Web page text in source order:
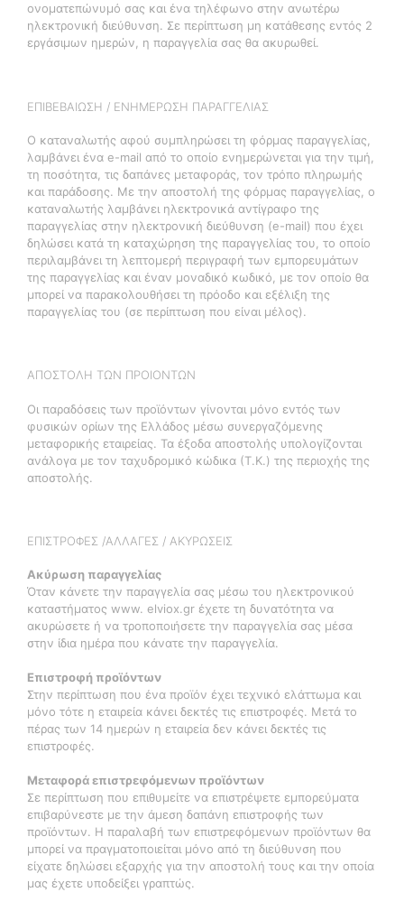
ονοματεπώνυμό σας και ένα τηλέφωνο στην ανωτέρω
ηλεκτρονική διεύθυνση. Σε περίπτωση μη κατάθεσης εντός 2
εργάσιμων ημερών, η παραγγελία σας θα ακυρωθεί.
ΕΠΙΒΕΒΑΙΩΣΗ / ΕΝΗΜΕΡΩΣΗ ΠΑΡΑΓΓΕΛΙΑΣ
Ο καταναλωτής αφού συμπληρώσει τη φόρμας παραγγελίας,
λαμβάνει ένα e-mail από το οποίο ενημερώνεται για την τιμή,
τη ποσότητα, τις δαπάνες μεταφοράς, τον τρόπο πληρωμής
και παράδοσης. Με την αποστολή της φόρμας παραγγελίας, ο
καταναλωτής λαμβάνει ηλεκτρονικά αντίγραφο της
παραγγελίας στην ηλεκτρονική διεύθυνση (e-mail) που έχει
δηλώσει κατά τη καταχώρηση της παραγγελίας του, το οποίο
περιλαμβάνει τη λεπτομερή περιγραφή των εμπορευμάτων
της παραγγελίας και έναν μοναδικό κωδικό, με τον οποίο θα
μπορεί να παρακολουθήσει τη πρόοδο και εξέλιξη της
παραγγελίας του (σε περίπτωση που είναι μέλος).
ΑΠΟΣΤΟΛΗ ΤΩΝ ΠΡΟΙΟΝΤΩΝ
Οι παραδόσεις των προϊόντων γίνονται μόνο εντός των
φυσικών ορίων της Ελλάδος μέσω συνεργαζόμενης
μεταφορικής εταιρείας. Τα έξοδα αποστολής υπολογίζονται
ανάλογα με τον ταχυδρομικό κώδικα (Τ.Κ.) της περιοχής της
αποστολής.
ΕΠΙΣΤΡΟΦΕΣ /ΑΛΛΑΓΕΣ / ΑΚΥΡΩΣΕΙΣ
Ακύρωση παραγγελίας
Όταν κάνετε την παραγγελία σας μέσω του ηλεκτρονικού
καταστήματος www. elviox.gr έχετε τη δυνατότητα να
ακυρώσετε ή να τροποποιήσετε την παραγγελία σας μέσα
στην ίδια ημέρα που κάνατε την παραγγελία.
Επιστροφή προϊόντων
Στην περίπτωση που ένα προϊόν έχει τεχνικό ελάττωμα και
μόνο τότε η εταιρεία κάνει δεκτές τις επιστροφές. Μετά το
πέρας των 14 ημερών η εταιρεία δεν κάνει δεκτές τις
επιστροφές.
Μεταφορά επιστρεφόμενων προϊόντων
Σε περίπτωση που επιθυμείτε να επιστρέψετε εμπορεύματα
επιβαρύνεστε με την άμεση δαπάνη επιστροφής των
προϊόντων. Η παραλαβή των επιστρεφόμενων προϊόντων θα
μπορεί να πραγματοποιείται μόνο από τη διεύθυνση που
είχατε δηλώσει εξαρχής για την αποστολή τους και την οποία
μας έχετε υποδείξει γραπτώς.